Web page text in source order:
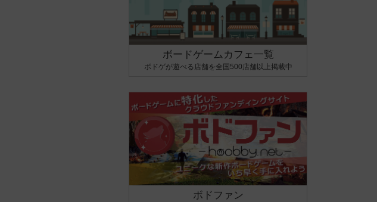
ボードゲームカフェ一覧
ボドゲが遊べる店舗を全国500店舗以上掲載中
ボドファン